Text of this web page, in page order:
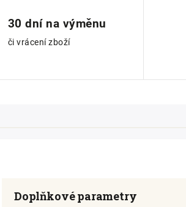
30 dní na výměnu
či vrácení zboží
Doplňkové parametry